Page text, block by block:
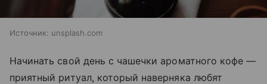
Источник: unsplash.com
Начинать свой день с чашечки ароматного кофе —
приятный ритуал, который наверняка любят